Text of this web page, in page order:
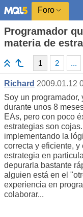
Foro
Programador
materia de
1 2 ...
Richard 2009.01.12
Soy un
durante unos 8
EAs, pero con poco
estrategias son
implementando la
correcta y eficiente,
estrategia en
depurarla bastante
alguien está en el
experiencia en
colaborar...